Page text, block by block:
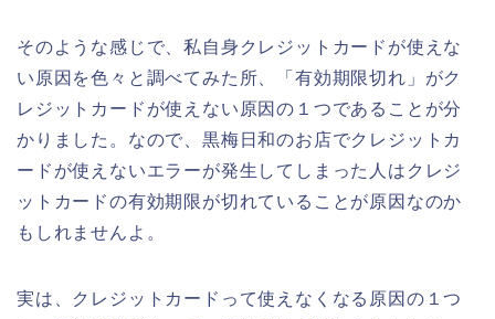
そのような感じで、私自身クレジットカードが使えな
い原因を色々と調べてみた所、「有効期限切れ」がク
レジットカードが使えない原因の１つであることが分
かりました。なので、黒梅日和のお店でクレジットカ
ードが使えないエラーが発生してしまった人はクレジ
ットカードの有効期限が切れていることが原因なのか
もしれませんよ。
実は、クレジットカードって使えなくなる原因の１つ